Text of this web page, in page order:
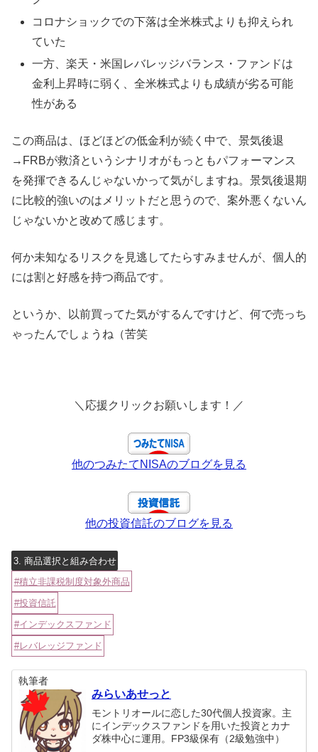
コロナショックでの下落は全米株式よりも抑えられ
ていた
一方、楽天・米国レバレッジバランス・ファンドは
金利上昇時に弱く、全米株式よりも成績が劣る可能
性がある
この商品は、ほどほどの低金利が続く中で、景気後退
→FRBが救済というシナリオがもっともパフォーマンス
を発揮できるんじゃないかって気がしますね。景気後退期
に比較的強いのはメリットだと思うので、案外悪くないん
じゃないかと改めて感じます。
何か未知なるリスクを見逃してたらすみませんが、個人的
には割と好感を持つ商品です。
というか、以前買ってた気がするんですけど、何で売っち
ゃったんでしょうね（苦笑
＼応援クリックお願いします！／
他のつみたてNISAのブログを見る
他の投資信託のブログを見る
3. 商品選択と組み合わせ
積立非課税制度対象外商品
投資信託
インデックスファンド
レバレッジファンド
執筆者
みらいあせっと
モントリオールに恋した30代個人投資家。主
にインデックスファンドを用いた投資とカナ
ダ株中心に運用。FP3級保有（2級勉強中）